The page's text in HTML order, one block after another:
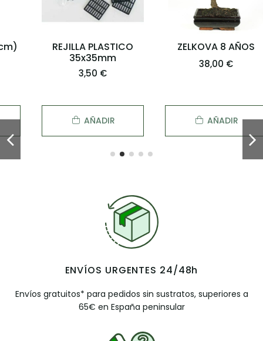
REJILLA PLASTICO
35x35mm
3,50 €
AÑADIR
ZELKOVA 8 AÑOS
38,00 €
AÑADIR
ENVÍOS URGENTES 24/48h
Envíos gratuitos* para pedidos sin sustratos, superiores a
65€ en España peninsular